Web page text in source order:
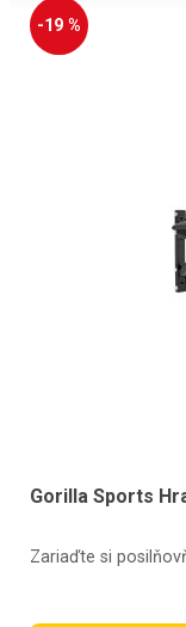
-19 %
Gorilla Sports
Zariaďte si